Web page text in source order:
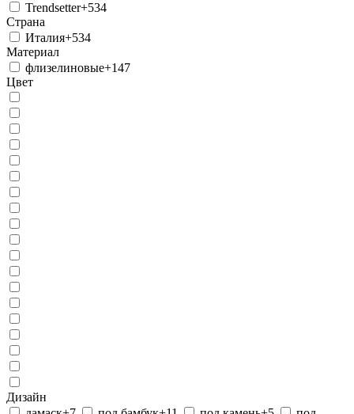
Trendsetter+534
Страна
Италия+534
Материал
флизелиновые+147
Цвет
Дизайн